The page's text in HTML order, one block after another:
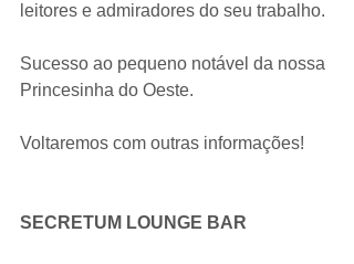
leitores e admiradores do seu trabalho.
Sucesso ao pequeno notável da nossa
Princesinha do Oeste.
Voltaremos com outras informações!
SECRETUM LOUNGE BAR